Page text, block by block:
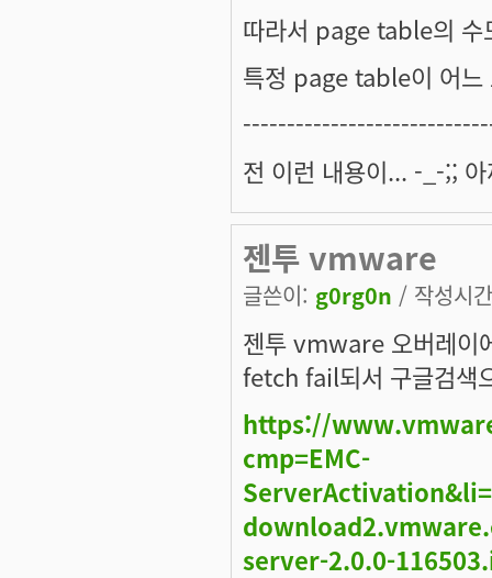
따라서 page table의 수
특정 page table이 어느
전 이런 내용이... -_-;;
젠투 vmware
글쓴이: g0rg0n / 작성시
젠투 vmware 오버레
fetch fail되서 구글검색
https://
cmp=EMC-
server-2.0.0-